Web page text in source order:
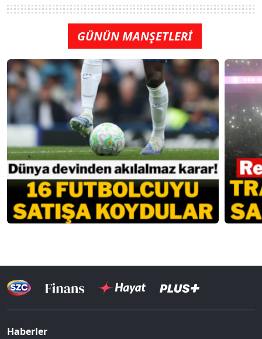
GÜNÜN MANŞETLERİ
Haberler